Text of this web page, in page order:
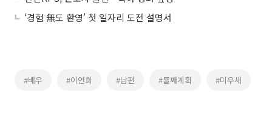
‘경험 無도 환영’ 첫 일자리 도전 설명서
#배우 #이연희 #남편 #둘째계획 #미우새